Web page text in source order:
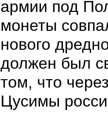
армии под
монеты
нового
должен был
том, что
Цусимы